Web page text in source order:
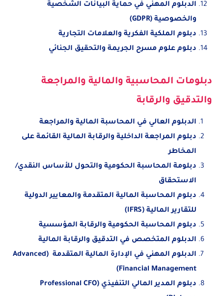
الدبلوم المهني في حماية البيانات الشخصية
والخصوصية (GDPR)
دبلوم الملكية الفكرية والعلامات التجارية
دبلوم علوم مسرح الجريمة والتحقيق الجنائي
دبلومات المحاسبية والمالية والمراجعة
والتدقيق والرقابة
الدبلوم العالي في المحاسبة المالية والمراجعة
دبلوم المراجعة الداخلية والرقابة المالية القائمة على
المخاطر
دبلومة المحاسبة الحكومية والتحول للأساس النقدي/
الاستحقاق
دبلوم المحاسبة المالية المتقدمة والمعايير الدولية
للتقارير المالية (IFRS)
دبلوم المحاسبة الحكومية والرقابة المؤسسية
الدبلوم المتخصص في التدقيق والرقابة المالية
الدبلوم المهني في الإدارة المالية المتقدمة (Advanced
Financial Management)
دبلوم المدير المالي التنفيذي (Professional CFO